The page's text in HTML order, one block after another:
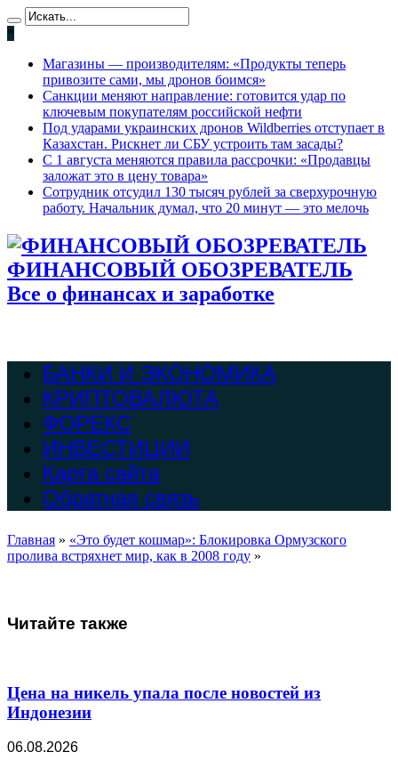
*
Магазины — производителям: «Продукты теперь
привозите сами, мы дронов боимся»
Санкции меняют направление: готовится удар по
ключевым покупателям российской нефти
Под ударами украинских дронов Wildberries отступает в
Казахстан. Рискнет ли СБУ устроить там засады?
С 1 августа меняются правила рассрочки: «Продавцы
заложат это в цену товара»
Сотрудник отсудил 130 тысяч рублей за сверхурочную
работу. Начальник думал, что 20 минут — это мелочь
ФИНАНСОВЫЙ ОБОЗРЕВАТЕЛЬ
Все о финансах и заработке
БАНКИ И ЭКОНОМИКА
КРИПТОВАЛЮТА
ФОРЕКС
ИНВЕСТИЦИИ
Карта сайта
Обратная связь
Главная » «Это будет кошмар»: Блокировка Ормузского
пролива встряхнет мир, как в 2008 году »
Читайте также
Цена на никель упала после новостей из
Индонезии
06.08.2026